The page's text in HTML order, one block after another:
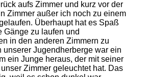
aufs Zimmer und kurz vor der
Zimmer außer ich noch zu einem
Überhaupt hat es Spaß
Gänge zu laufen und
in den anderen Zimmern zu
unserer Jugendherberge war ein
ein Junge heraus, der mit seiner
Zimmer geleuchtet hat. Das